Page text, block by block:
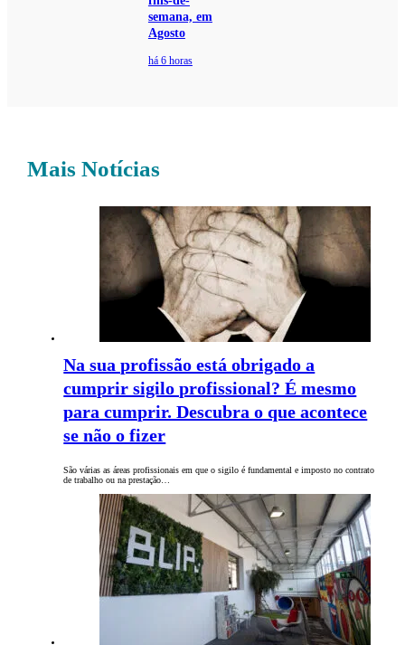
semana, em
Agosto
há 6 horas
Mais Notícias
Na sua profissão está obrigado a
cumprir sigilo profissional? É mesmo
para cumprir. Descubra o que acontece
se não o fizer
São várias as áreas profissionais em que o sigilo é fundamental e imposto no contrato
de trabalho ou na prestação…